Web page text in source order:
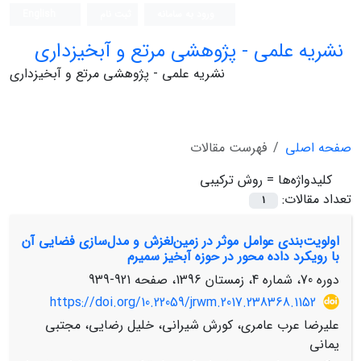
نشریه علمی - پژوهشی مرتع و آبخیزداری
نشریه علمی - پژوهشی مرتع و آبخیزداری
صفحه اصلی
فهرست مقالات
کلیدواژه‌ها = روش ترکیبی
تعداد مقالات:
1
اولویت‌بندی عوامل موثر در زمین‌لغزش و مدل‌سازی فضایی آن
با رویکرد داده محور در حوزه آبخیز سمیرم
دوره 70، شماره 4، زمستان 1396، صفحه
921-939
https://doi.org/10.22059/jrwm.2017.238368.1152
علیرضا عرب عامری، کورش شیرانی، خلیل رضایی، مجتبی
یمانی